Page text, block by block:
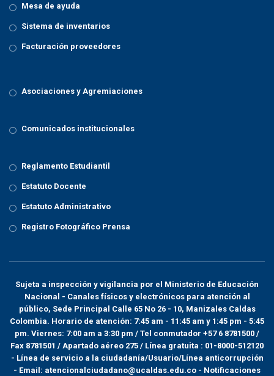
Mesa de ayuda
Sistema de inventarios
Facturación proveedores
Asociaciones y Agremiaciones
Comunicados institucionales
Reglamento Estudiantil
Estatuto Docente
Estatuto Administrativo
Registro Fotográfico Prensa
Sujeta a inspección y vigilancia por el Ministerio de Educación
Nacional - Canales físicos y electrónicos para atención al
público, Sede Principal Calle 65 No 26 - 10, Manizales Caldas
Colombia. Horario de atención: 7:45 am - 11:45 am y 1:45 pm - 5:45
pm. Viernes: 7:00 am a 3:30 pm / Tel conmutador +57 6 8781500 /
Fax 8781501 / Apartado aéreo 275 / Línea gratuita : 01-8000-512120
- Línea de servicio a la ciudadanía/Usuario/Línea anticorrupción
- Email: atencionalciudadano@ucaldas.edu.co - Notificaciones